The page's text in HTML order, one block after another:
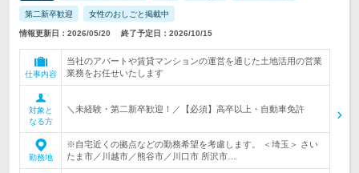
第二新卒歓迎 女性のおしごと掲載中
情報更新日：2026/05/20 終了予定日：2026/10/15
仕事内容
当社のアパートや賃貸マンションの運営を通じた土地活用の営業
業務をお任せいたします
対象と
なる方
＼未経験・第二新卒歓迎！／【必須】高卒以上・自動車免許
勤務地
※自宅近くの拠点などの勤務希望を考慮します。 ＜埼玉＞ さい
たま市／川越市／熊谷市／川口市 所沢市…